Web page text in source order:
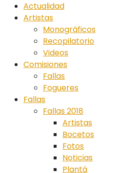
Actualidad
Artistas
Monográficos
Recopilatorio
Videos
Comisiones
Fallas
Fogueres
Fallas
Fallas 2018
Artistas
Bocetos
Fotos
Noticias
Plantá